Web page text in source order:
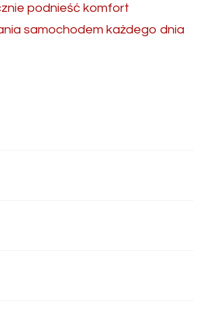
podnieść komfort
samochodem każdego dnia